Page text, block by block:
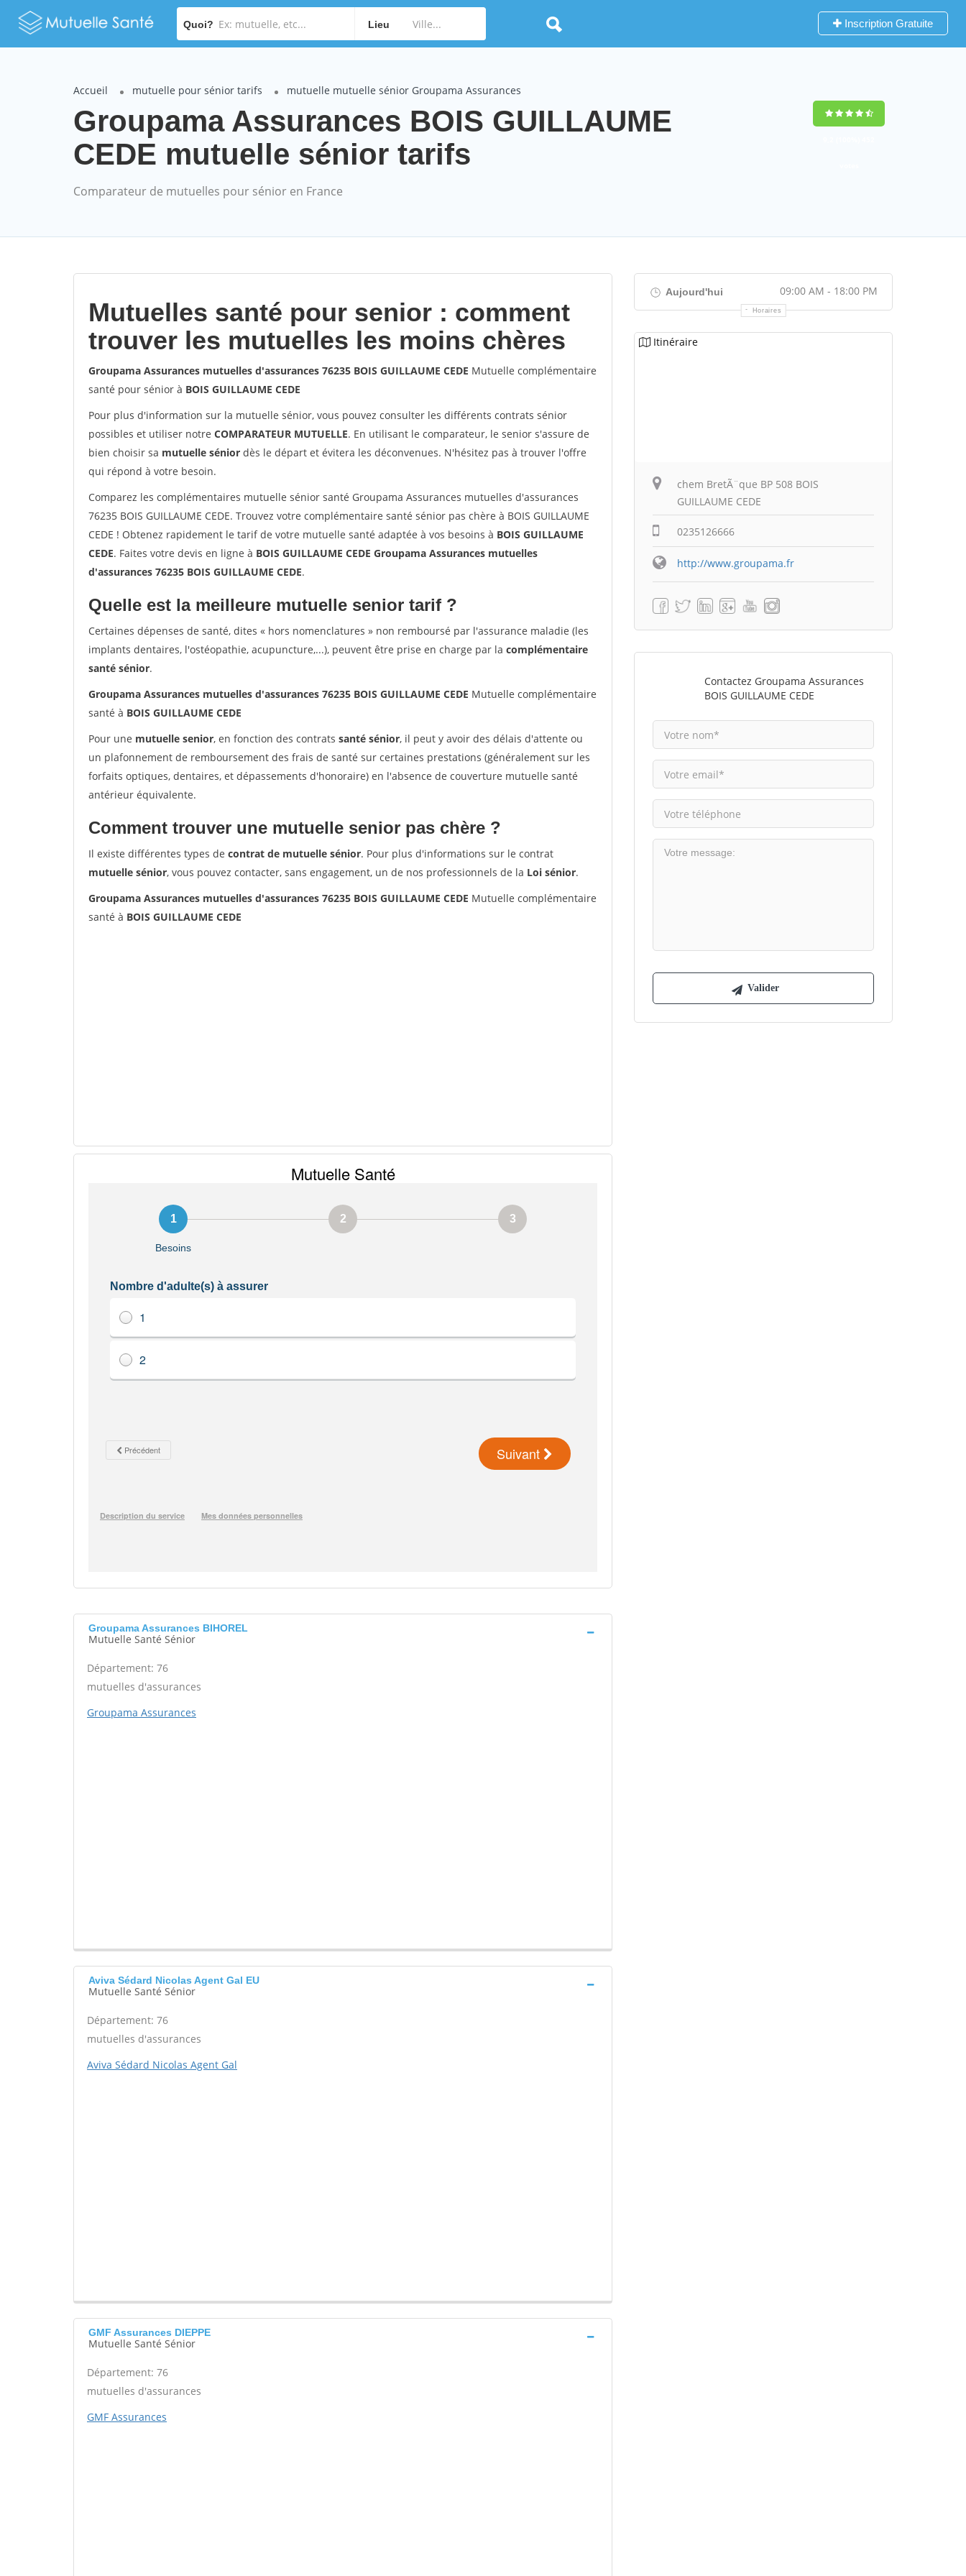
Quoi? Lieu Inscription Gratuite
Accueil mutuelle pour sénior tarifs mutuelle mutuelle sénior Groupama Assurances
Groupama Assurances BOIS GUILLAUME
CEDE mutuelle sénior tarifs
Comparateur de mutuelles pour sénior en France
Mutuelles santé pour senior : comment
trouver les mutuelles les moins chères
Groupama Assurances mutuelles d'assurances 76235 BOIS GUILLAUME CEDE Mutuelle complémentaire
santé pour sénior à BOIS GUILLAUME CEDE
Pour plus d'information sur la mutuelle sénior, vous pouvez consulter les différents contrats sénior
possibles et utiliser notre COMPARATEUR MUTUELLE. En utilisant le comparateur, le senior s'assure de
bien choisir sa mutuelle sénior dès le départ et évitera les déconvenues. N'hésitez pas à trouver l'offre
qui répond à votre besoin.
Comparez les complémentaires mutuelle sénior santé Groupama Assurances mutuelles d'assurances
76235 BOIS GUILLAUME CEDE. Trouvez votre complémentaire santé sénior pas chère à BOIS GUILLAUME
CEDE ! Obtenez rapidement le tarif de votre mutuelle santé adaptée à vos besoins à BOIS GUILLAUME
CEDE. Faites votre devis en ligne à BOIS GUILLAUME CEDE Groupama Assurances mutuelles
d'assurances 76235 BOIS GUILLAUME CEDE.
Quelle est la meilleure mutuelle senior tarif ?
Certaines dépenses de santé, dites « hors nomenclatures » non remboursé par l'assurance maladie (les
implants dentaires, l'ostéopathie, acupuncture,...), peuvent être prise en charge par la complémentaire
santé sénior.
Groupama Assurances mutuelles d'assurances 76235 BOIS GUILLAUME CEDE Mutuelle complémentaire
santé à BOIS GUILLAUME CEDE
Pour une mutuelle senior, en fonction des contrats santé sénior, il peut y avoir des délais d'attente ou
un plafonnement de remboursement des frais de santé sur certaines prestations (généralement sur les
forfaits optiques, dentaires, et dépassements d'honoraire) en l'absence de couverture mutuelle santé
antérieur équivalente.
Comment trouver une mutuelle senior pas chère ?
Il existe différentes types de contrat de mutuelle sénior. Pour plus d'informations sur le contrat
mutuelle sénior, vous pouvez contacter, sans engagement, un de nos professionnels de la Loi sénior.
Groupama Assurances mutuelles d'assurances 76235 BOIS GUILLAUME CEDE Mutuelle complémentaire
santé à BOIS GUILLAUME CEDE
Groupama Assurances BIHOREL
Mutuelle Santé Sénior
Département: 76
mutuelles d'assurances
Groupama Assurances
Aviva Sédard Nicolas Agent Gal EU
Mutuelle Santé Sénior
Département: 76
mutuelles d'assurances
Aviva Sédard Nicolas Agent Gal
GMF Assurances DIEPPE
Mutuelle Santé Sénior
Département: 76
mutuelles d'assurances
GMF Assurances
Aujourd'hui 09:00 AM - 18:00 PM
Horaires
Itinéraire
chem BretÃ¨que BP 508 BOIS
GUILLAUME CEDE
0235126666
http://www.groupama.fr
Contactez Groupama Assurances
BOIS GUILLAUME CEDE